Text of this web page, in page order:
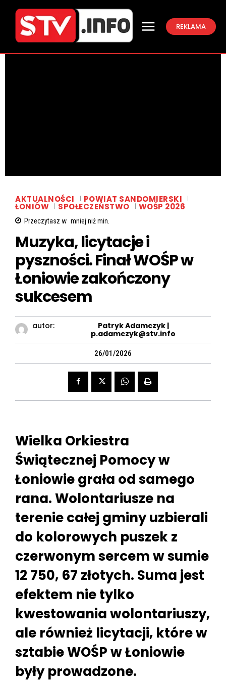
REKLAMA
AKTUALNOŚCI POWIAT SANDOMIERSKI
ŁONIÓW SPOŁECZEŃSTWO WOŚP 2026
Przeczytasz w mniej niżmin.
Muzyka, licytacje i
pyszności. Finał WOŚP w
Łoniowie zakończony
sukcesem
autor:
Patryk Adamczyk |
p.adamczyk@stv.info
26/01/2026
Wielka Orkiestra
Świątecznej Pomocy w
Łoniowie grała od samego
rana. Wolontariusze na
terenie całej gminy uzbierali
do kolorowych puszek z
czerwonym sercem w sumie
12 750, 67 złotych. Suma jest
efektem nie tylko
kwestowania wolontariuszy,
ale również licytacji, które w
sztabie WOŚP w Łoniowie
były prowadzone.